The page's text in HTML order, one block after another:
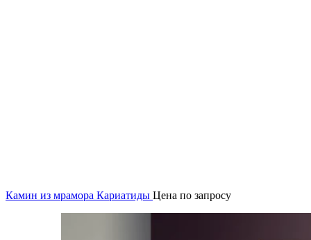
Камин из мрамора Кариатиды Цена по запросу